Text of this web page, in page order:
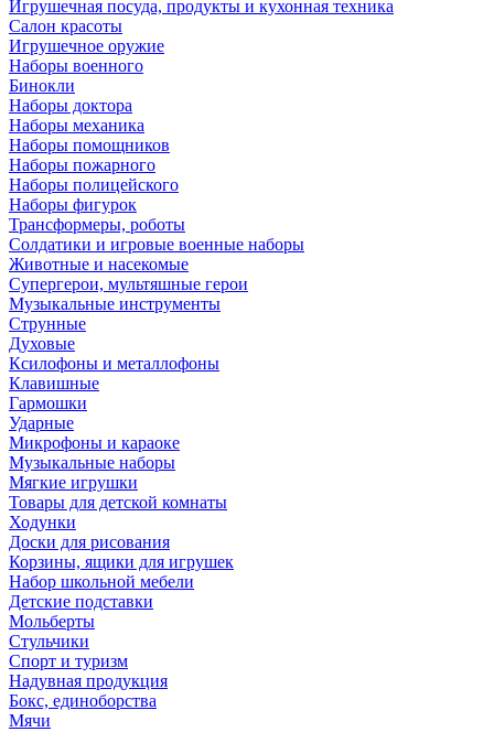
Игрушечная посуда, продукты и кухонная техника
Салон красоты
Игрушечное оружие
Наборы военного
Бинокли
Наборы доктора
Наборы механика
Наборы помощников
Наборы пожарного
Наборы полицейского
Наборы фигурок
Трансформеры, роботы
Солдатики и игровые военные наборы
Животные и насекомые
Супергерои, мультяшные герои
Музыкальные инструменты
Струнные
Духовые
Ксилофоны и металлофоны
Клавишные
Гармошки
Ударные
Микрофоны и караоке
Музыкальные наборы
Мягкие игрушки
Товары для детской комнаты
Ходунки
Доски для рисования
Корзины, ящики для игрушек
Набор школьной мебели
Детские подставки
Мольберты
Стульчики
Спорт и туризм
Надувная продукция
Бокс, единоборства
Мячи